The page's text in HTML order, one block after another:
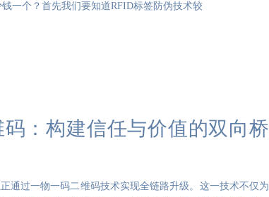
一个？首先我们要知道RFID标签防伪技术较
：构建信任与价值的双向桥
通过一物一码二维码技术实现全链路升级。这一技术不仅为